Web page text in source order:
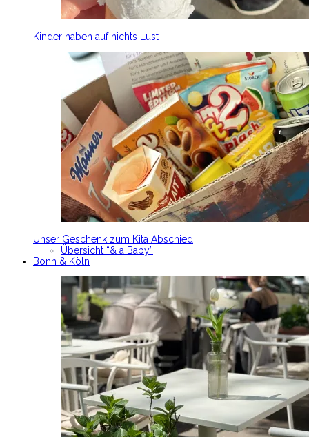
Kinder haben auf nichts Lust
Unser Geschenk zum Kita Abschied
Übersicht “& a Baby”
Bonn & Köln